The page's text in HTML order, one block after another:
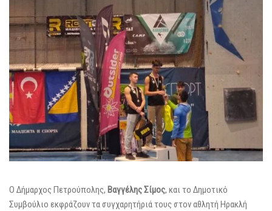
Ο Δήμαρχος Πετρούπολης, Βαγγέλης Σίμος, και το Δημοτικό
Συμβούλιο εκφράζουν τα συγχαρητήριά τους στον αθλητή Ηρακλή